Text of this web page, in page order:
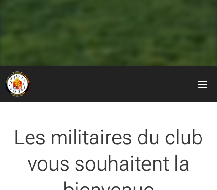
Les militaires du club
vous souhaitent la